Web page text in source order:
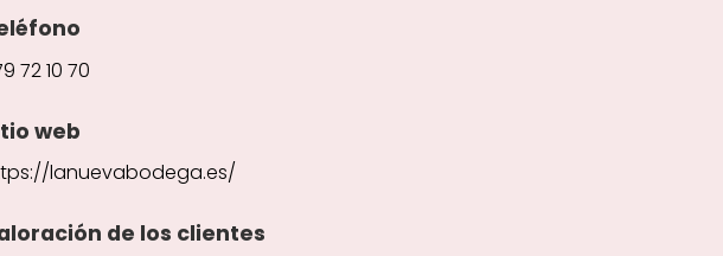
72 10 70
web
lanuevabodega.es/
de los clientes